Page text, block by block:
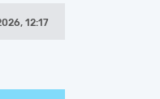
12:17